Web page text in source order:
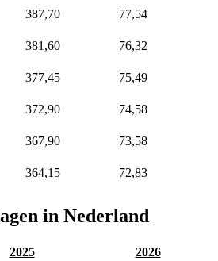
387,70
77,54
381,60
76,32
377,45
75,49
372,90
74,58
367,90
73,58
364,15 72,83
in Nederland
2025
2026